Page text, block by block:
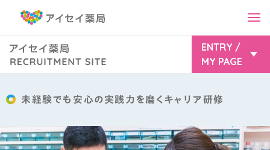
ENTRY /
MY PAGE
アイセイ薬局マイページ
会社と人を知る
未経験でも安心の実践力を磨くキャリア研修